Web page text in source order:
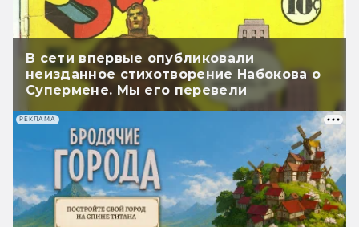
В сети впервые опубликовали
неизданное стихотворение Набокова о
Супермене. Мы его перевели
РЕКЛАМА